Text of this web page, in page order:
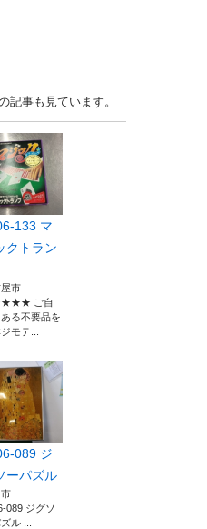
記事も見ています。
133 マ
クトラン
市
ご自
る不要品を
モテ...
089 ジ
ーパズル
089 ジグソ
ル ...